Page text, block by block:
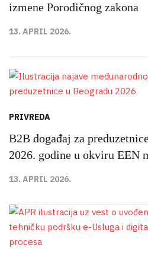
izmene Porodičnog zakona
13. APRIL 2026.
PRIVREDA
B2B događaj za
2026. godine u okviru EEN
13. APRIL 2026.